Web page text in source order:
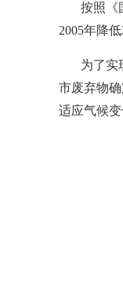
按照《
2005年降
为了实
市废弃物
适应气候